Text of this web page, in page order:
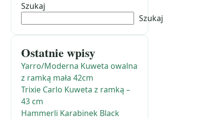
Szukaj
Szukaj
Ostatnie wpisy
Yarro/Moderna Kuweta owalna
z ramką mała 42cm
Trixie Carlo Kuweta z ramką –
43 cm
Hammerli Karabinek Black